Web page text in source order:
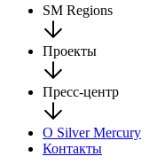
SM Regions
Проекты
Пресс-центр
О Silver Mercury
Контакты